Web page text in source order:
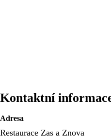
Kontaktní
Adresa
Restaurace Zas a Znova